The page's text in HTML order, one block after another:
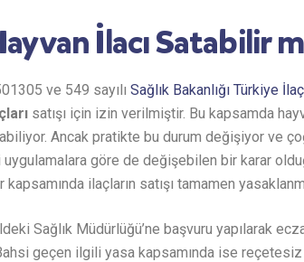
İlacı Satabilir
ve 549 sayılı Sağlık Bakanlığı Türkiye
satışı için izin verilmiştir. Bu kapsamda
Ancak pratikte bu durum değişiyor ve
göre de değişebilen bir karar
ilaçların satışı tamamen
Sağlık Müdürlüğü’ne başvuru yapılarak
geçen ilgili yasa kapsamında ise